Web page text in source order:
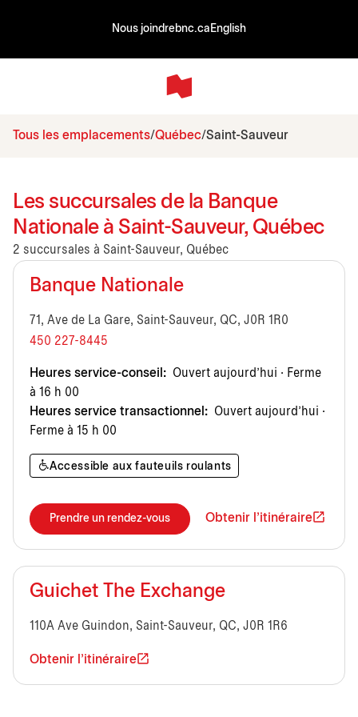
Nous joindrebnc.ca English
Tous les emplacements Québec Saint-Sauveur
Les succursales de la Banque
Nationale à Saint-Sauveur, Québec
2 succursales à Saint-Sauveur, Québec
Banque Nationale
71, Ave de La Gare, Saint-Sauveur, QC, J0R 1R0
450 227-8445
Heures service-conseil: Ouvert aujourd’hui · Ferme
à 16 h 00
Heures service transactionnel: Ouvert aujourd’hui ·
Ferme à 15 h 00
Accessible aux fauteuils roulants
Prendre un rendez-vous Obtenir l'itinéraire
Guichet The Exchange
110A Ave Guindon, Saint-Sauveur, QC, J0R 1R6
Obtenir l'itinéraire